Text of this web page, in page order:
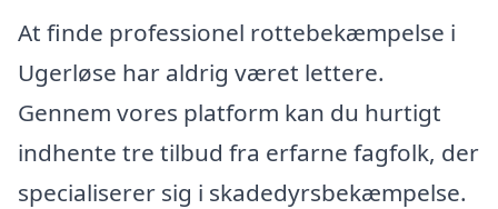
At finde professionel rottebekæmpelse i
Ugerløse har aldrig været lettere.
Gennem vores platform kan du hurtigt
indhente tre tilbud fra erfarne fagfolk, der
specialiserer sig i skadedyrsbekæmpelse.